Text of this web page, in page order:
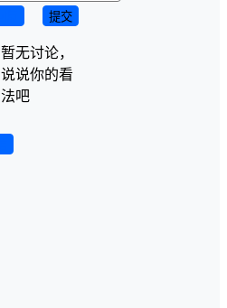
提交
暂无讨论，
说说你的看
法吧